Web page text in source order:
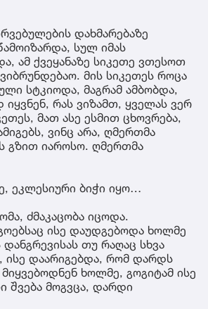
დახმარებაზე
სულ იმას
ამ ქვეყანაზე სიკეთე ვთესოთ
მის სიკეთეს როცა
სტკიოდა, მაგრამ ამბობდა,
რას ვიზამთ, ყველას ვერ
მათ ასე ესმით ცხოვრება,
ვინც არა, ღმერთმა
გზით იაროსო. ღმერთმა
ეკლესიური ბიჭი იყო…
ძმაკაცობა იცოდა.
ისე დაუდგებოდა ხოლმე
თუ რაღაც სხვა
ისე დაარიგებდა, რომ დარდს
ხოლმე, გოგიტამ ისე
შვება მოგვცა, დარდი